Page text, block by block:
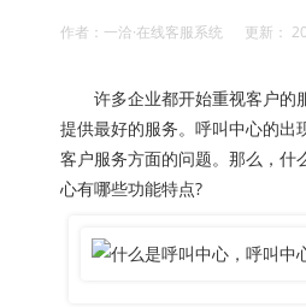
作者：一洽·在线客服系统 更新：
许多企业都开始重视客户的
提供最好的服务。呼叫中心的出
客户服务方面的问题。那么，什
心有哪些功能特点?